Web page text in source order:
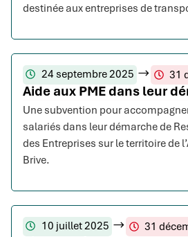
destinée aux entreprises de
24 septembre 2025 31
Aide aux PME dans leur
Une subvention pour
salariés dans leur démarche de
des Entreprises sur le territoire de
Brive.
10 juillet 2025 31